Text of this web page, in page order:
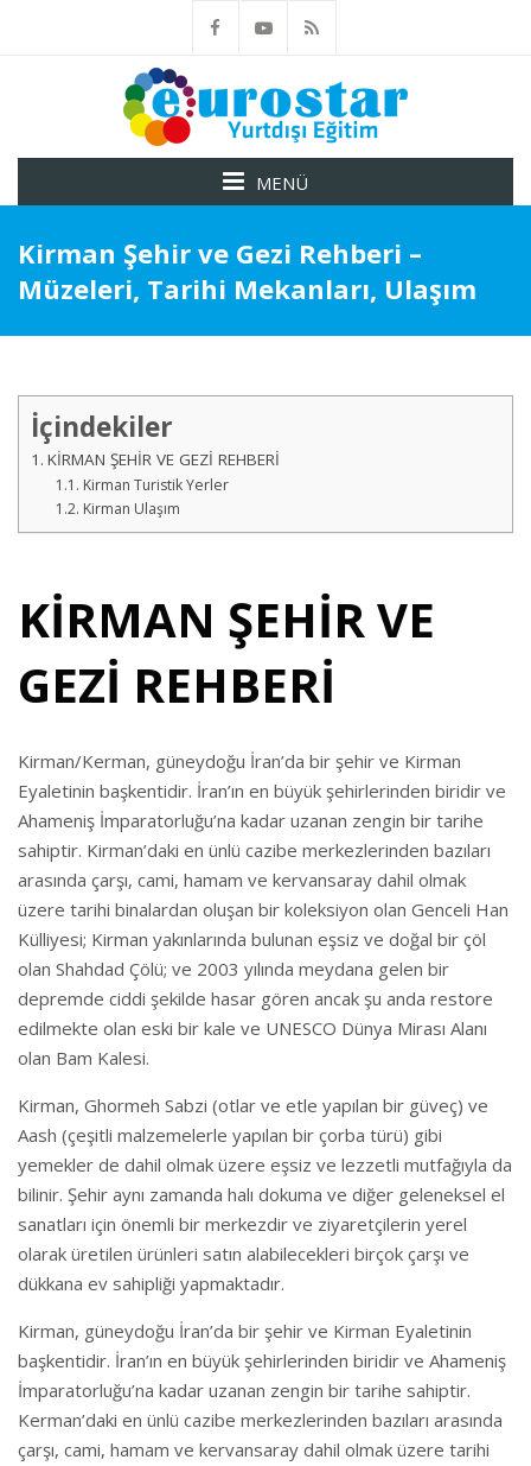
MENÜ
Kirman Şehir ve Gezi Rehberi –
Müzeleri, Tarihi Mekanları, Ulaşım
İçindekiler
KİRMAN ŞEHİR VE GEZİ REHBERİ
Kirman Turistik Yerler
Kirman Ulaşım
KİRMAN ŞEHİR VE
GEZİ REHBERİ
Kirman/Kerman, güneydoğu İran’da bir şehir ve Kirman
Eyaletinin başkentidir. İran’ın en büyük şehirlerinden biridir ve
Ahameniş İmparatorluğu’na kadar uzanan zengin bir tarihe
sahiptir. Kirman’daki en ünlü cazibe merkezlerinden bazıları
arasında çarşı, cami, hamam ve kervansaray dahil olmak
üzere tarihi binalardan oluşan bir koleksiyon olan Genceli Han
Külliyesi; Kirman yakınlarında bulunan eşsiz ve doğal bir çöl
olan Shahdad Çölü; ve 2003 yılında meydana gelen bir
depremde ciddi şekilde hasar gören ancak şu anda restore
edilmekte olan eski bir kale ve UNESCO Dünya Mirası Alanı
olan Bam Kalesi.
Kirman, Ghormeh Sabzi (otlar ve etle yapılan bir güveç) ve
Aash (çeşitli malzemelerle yapılan bir çorba türü) gibi
yemekler de dahil olmak üzere eşsiz ve lezzetli mutfağıyla da
bilinir. Şehir aynı zamanda halı dokuma ve diğer geleneksel el
sanatları için önemli bir merkezdir ve ziyaretçilerin yerel
olarak üretilen ürünleri satın alabilecekleri birçok çarşı ve
dükkana ev sahipliği yapmaktadır.
Kirman, güneydoğu İran’da bir şehir ve Kirman Eyaletinin
başkentidir. İran’ın en büyük şehirlerinden biridir ve Ahameniş
İmparatorluğu’na kadar uzanan zengin bir tarihe sahiptir.
Kerman’daki en ünlü cazibe merkezlerinden bazıları arasında
çarşı, cami, hamam ve kervansaray dahil olmak üzere tarihi